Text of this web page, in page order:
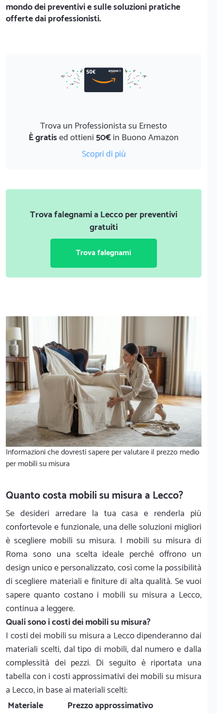
mondo dei preventivi e sulle soluzioni pratiche
offerte dai professionisti.
Trova un Professionista su Ernesto
È gratised ottieni50€in Buono Amazon
Scopri di più
Trova falegnami a Lecco per preventivi
gratuiti
Trova falegnami
Informazioni che dovresti sapere per valutare il prezzo medio
per mobili su misura
Quanto costa mobili su misura a Lecco?
Se desideri arredare la tua casa e renderla più
confortevole e funzionale, una delle soluzioni migliori
è scegliere mobili su misura. I mobili su misura di
Roma sono una scelta ideale perché offrono un
design unico e personalizzato, così come la possibilità
di scegliere materiali e finiture di alta qualità. Se vuoi
sapere quanto costano i mobili su misura a Lecco,
continua a leggere.
Quali sono i costi dei mobili su misura?
I costi dei mobili su misura a Lecco dipenderanno dai
materiali scelti, dal tipo di mobili, dal numero e dalla
complessità dei pezzi. Di seguito è riportata una
tabella con i costi approssimativi dei mobili su misura
a Lecco, in base ai materiali scelti:
Materiale
Prezzo approssimativo